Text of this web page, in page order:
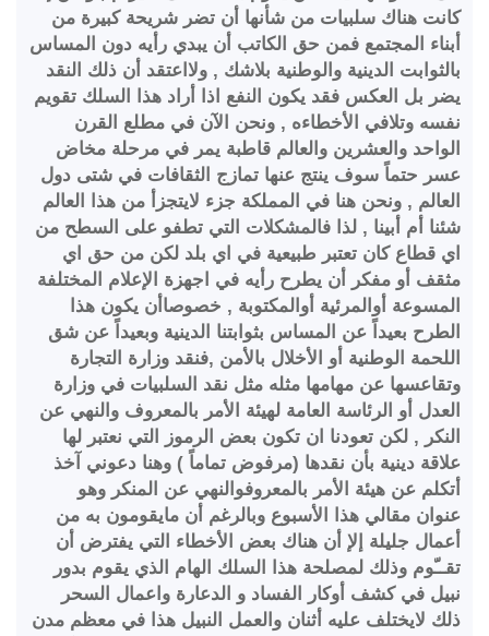
كانت هناك سلبيات من شأنها أن تضر شريحة كبيرة من
أبناء المجتمع فمن حق الكاتب أن يبدي رأيه دون المساس
بالثوابت الدينية والوطنية بلاشك , ولااعتقد أن ذلك النقد
يضر بل العكس فقد يكون النفع اذا أراد هذا السلك تقويم
نفسه وتلافي الأخطاءه , ونحن الآن في مطلع القرن
الواحد والعشرين والعالم قاطبة يمر في مرحلة مخاض
عسر حتماً سوف ينتج عنها تمازج الثقافات في شتى دول
العالم , ونحن هنا في المملكة جزء لايتجزأ من هذا العالم
شئنا أم أبينا , لذا فالمشكلات التي تطفو على السطح من
اي قطاع كان تعتبر طبيعية في اي بلد لكن من حق اي
مثقف أو مفكر أن يطرح رأيه في اجهزة الإعلام المختلفة
المسوعة أوالمرئية أوالمكتوبة , خصوصاأن يكون هذا
الطرح بعيداً عن المساس بثوابتنا الدينية وبعيداً عن شق
اللحمة الوطنية أو الأخلال بالأمن ,فنقد وزارة التجارة
وتقاعسها عن مهامها مثله مثل نقد السلبيات في وزارة
العدل أو الرئاسة العامة لهيئة الأمر بالمعروف والنهي عن
النكر , لكن تعودنا ان تكون بعض الرموز التي نعتبر لها
علاقة دينية بأن نقدها (مرفوض تماماً ) وهنا دعوني آخذ
أتكلم عن هيئة الأمر بالمعروفوالنهي عن المنكر وهو
عنوان مقالي هذا الأسبوع وبالرغم أن مايقومون به من
أعمال جليلة إلإ أن هناك بعض الأخطاء التي يفترض أن
تقــّوم وذلك لمصلحة هذا السلك الهام الذي يقوم بدور
نبيل في كشف أوكار الفساد و الدعارة واعمال السحر
ذلك لايختلف عليه أثنان والعمل النبيل هذا في معظم مدن